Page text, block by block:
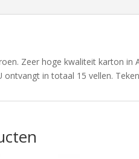
Zeer hoge kwaliteit karton
ontvangt in totaal 15 vellen.